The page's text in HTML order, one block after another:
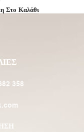
Στο Καλάθι
358